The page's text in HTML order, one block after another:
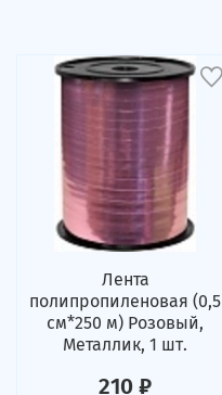
Лента
полипропиленовая (0,5
см*250 м) Розовый,
Металлик, 1 шт.
210 ₽